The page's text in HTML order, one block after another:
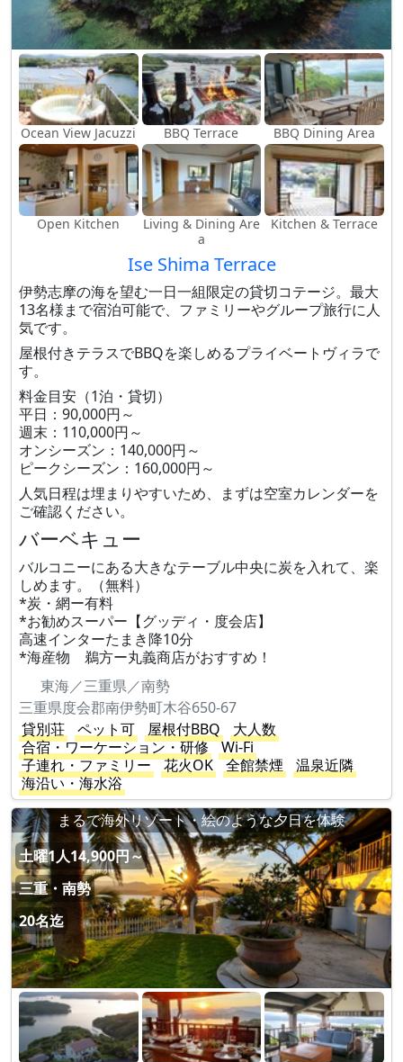
Ocean View Jacuzzi BBQ Terrace BBQ Dining Area
Open Kitchen
Living & Dining Are
a
Kitchen & Terrace
Ise Shima Terrace
伊勢志摩の海を望む一日一組限定の貸切コテージ。最大
13名様まで宿泊可能で、ファミリーやグループ旅行に人
気です。
屋根付きテラスでBBQを楽しめるプライベートヴィラで
す。
料金目安（1泊・貸切）
平日：90,000円～
週末：110,000円～
オンシーズン：140,000円～
ピークシーズン：160,000円～
人気日程は埋まりやすいため、まずは空室カレンダーを
ご確認ください。
バーベキュー
バルコニーにある大きなテーブル中央に炭を入れて、楽
しめます。（無料）
*炭・網ー有料
*お勧めスーパー【グッディ・度会店】
高速インターたまき降10分
*海産物 鵜方ー丸義商店がおすすめ！
東海／三重県／南勢
三重県度会郡南伊勢町木谷650-67
貸別荘
ペット可 屋根付BBQ
大人数
合宿・ワーケーション・研修
Wi-Fi
子連れ・ファミリー
花火OK 全館禁煙
温泉近隣
海沿い・海水浴
まるで海外リゾート・絵のような夕日を体験
土曜1人14,900円～
三重・南勢
20名迄